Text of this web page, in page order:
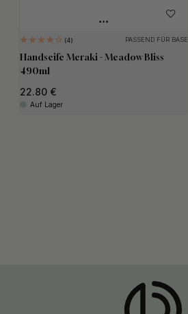
4 PASSEND FÜR BASE
Handseife Meraki - Meadow Bliss
490ml
22.80
Auf Lager